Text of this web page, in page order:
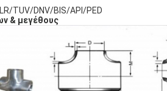
TUV/DNV/BIS/API/PED
& μεγέθους